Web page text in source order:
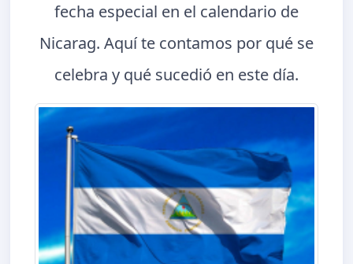
fecha especial en el calendario de
Nicarag. Aquí te contamos por qué se
celebra y qué sucedió en este día.